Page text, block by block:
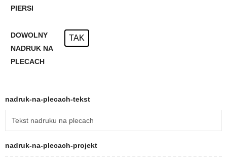
PIERSI
DOWOLNY
NADRUK NA
PLECACH
TAK
nadruk-na-plecach-tekst
nadruk-na-plecach-projekt